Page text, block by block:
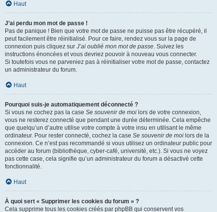
Haut
J’ai perdu mon mot de passe !
Pas de panique ! Bien que votre mot de passe ne puisse pas être récupéré, il
peut facilement être réinitialisé. Pour ce faire, rendez vous sur la page de
connexion puis cliquez sur J’ai oublié mon mot de passe. Suivez les
instructions énoncées et vous devriez pouvoir à nouveau vous connecter.
Si toutefois vous ne parveniez pas à réinitialiser votre mot de passe, contactez
un administrateur du forum.
Haut
Pourquoi suis-je automatiquement déconnecté ?
Si vous ne cochez pas la case Se souvenir de moi lors de votre connexion,
vous ne resterez connecté que pendant une durée déterminée. Cela empêche
que quelqu’un d’autre utilise votre compte à votre insu en utilisant le même
ordinateur. Pour rester connecté, cochez la case Se souvenir de moi lors de la
connexion. Ce n’est pas recommandé si vous utilisez un ordinateur public pour
accéder au forum (bibliothèque, cyber-café, université, etc.). Si vous ne voyez
pas cette case, cela signifie qu’un administrateur du forum a désactivé cette
fonctionnalité.
Haut
À quoi sert « Supprimer les cookies du forum » ?
Cela supprime tous les cookies créés par phpBB qui conservent vos